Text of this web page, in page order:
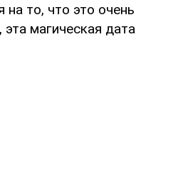
то, что это очень
магическая дата